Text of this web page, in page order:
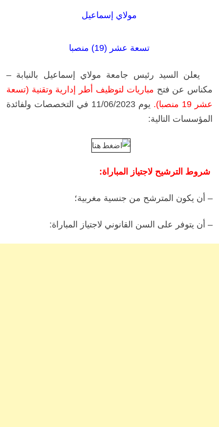
مولاي إسماعيل
تسعة عشر (19) منصبا
يعلن السيد رئيس جامعة مولاي إسماعيل بالنيابة –
مكناس عن فتح مباريات لتوظيف أطر إدارية وتقنية (تسعة
عشر 19 منصبا).
يوم 11/06/2023 في التخصصات ولفائدة
المؤسسات التالية:
شروط الترشيح لاجتياز المباراة:
– أن يكون المترشح من جنسية مغربية؛
– أن يتوفر على السن القانوني لاجتياز المباراة: